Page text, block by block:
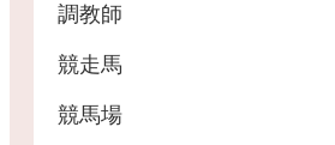
調教師
競走馬
競馬場